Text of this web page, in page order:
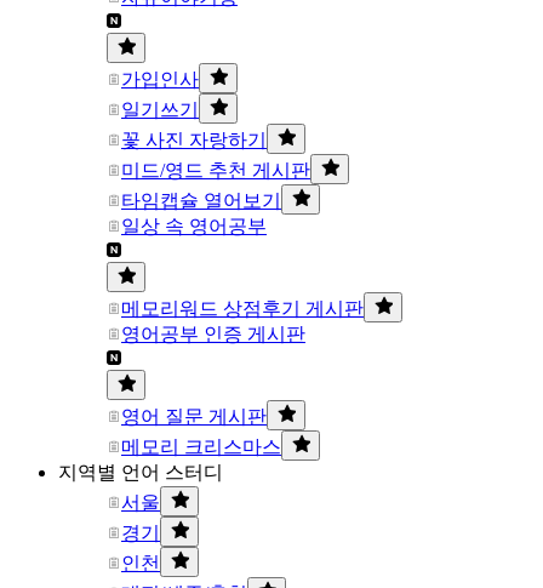
가입인사
일기쓰기
꽃 사진 자랑하기
미드/영드 추천 게시판
타임캡슐 열어보기
일상 속 영어공부
메모리워드 상점후기 게시판
영어공부 인증 게시판
영어 질문 게시판
메모리 크리스마스
지역별 언어 스터디
서울
경기
인천